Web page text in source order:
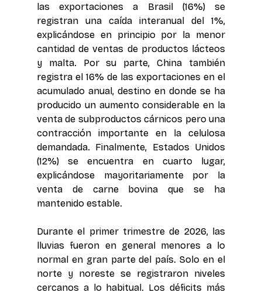
las exportaciones a Brasil (16%) se
registran una caída interanual del 1%,
explicándose en principio por la menor
cantidad de ventas de productos lácteos
y malta. Por su parte, China también
registra el 16% de las exportaciones en el
acumulado anual, destino en donde se ha
producido un aumento considerable en la
venta de subproductos cárnicos pero una
contracción importante en la celulosa
demandada. Finalmente, Estados Unidos
(12%) se encuentra en cuarto lugar,
explicándose mayoritariamente por la
venta de carne bovina que se ha
mantenido estable.
Durante el primer trimestre de 2026, las
lluvias fueron en general menores a lo
normal en gran parte del país. Solo en el
norte y noreste se registraron niveles
cercanos a lo habitual. Los déficits más